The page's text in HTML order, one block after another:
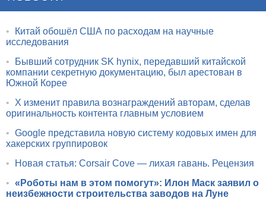
•
Китай обошёл США по расходам на научные
исследования
•
Бывший сотрудник SK hynix, передавший китайской
компании секретную документацию, был арестован в
Южной Корее
•
X изменит правила вознаграждений авторам, сделав
оригинальность контента главным условием
• Google представила новую систему кодовых имен для
хакерских группировок
•
Новая статья: Corsair Cove — лихая гавань. Рецензия
• «Роботы нам в этом помогут»: Илон Маск заявил о
неизбежности строительства заводов на Луне